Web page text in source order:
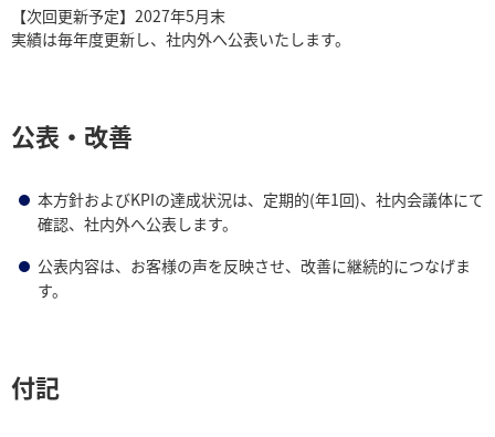
【次回更新予定】2027年5月末
実績は毎年度更新し、社内外へ公表いたします。
公表・改善
本方針およびKPIの達成状況は、定期的(年1回)、社内会議体にて
確認、社内外へ公表します。
公表内容は、お客様の声を反映させ、改善に継続的につなげま
す。
付記